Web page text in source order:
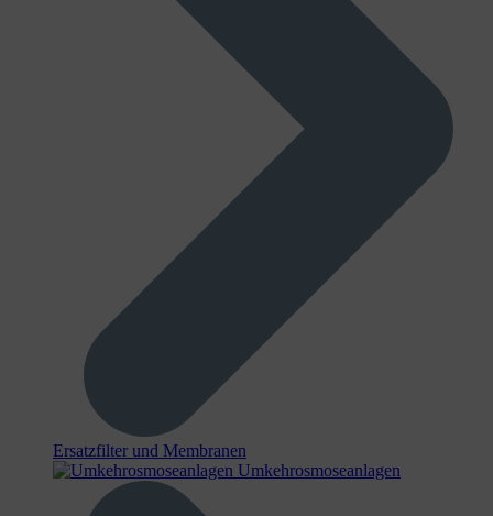
Ersatzfilter und Membranen
Umkehrosmoseanlagen